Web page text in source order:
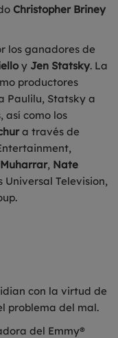
Christopher Briney
los ganadores de
y Jen Statsky. La
productores
Paulilu, Statsky a
así como los
a través de
, Nate
Universal Television,
con la virtud de
problema del mal.
del Emmy®